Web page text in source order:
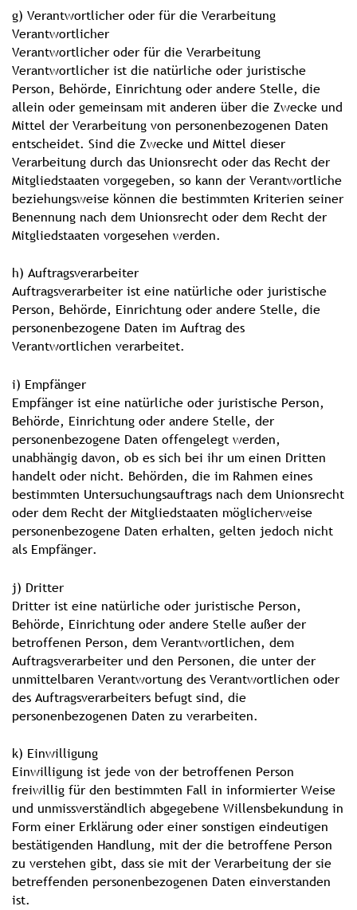
g) Verantwortlicher oder für die Verarbeitung
Verantwortlicher
Verantwortlicher oder für die Verarbeitung
Verantwortlicher ist die natürliche oder juristische
Person, Behörde, Einrichtung oder andere Stelle, die
allein oder gemeinsam mit anderen über die Zwecke und
Mittel der Verarbeitung von personenbezogenen Daten
entscheidet. Sind die Zwecke und Mittel dieser
Verarbeitung durch das Unionsrecht oder das Recht der
Mitgliedstaaten vorgegeben, so kann der Verantwortliche
beziehungsweise können die bestimmten Kriterien seiner
Benennung nach dem Unionsrecht oder dem Recht der
Mitgliedstaaten vorgesehen werden.
h) Auftragsverarbeiter
Auftragsverarbeiter ist eine natürliche oder juristische
Person, Behörde, Einrichtung oder andere Stelle, die
personenbezogene Daten im Auftrag des
Verantwortlichen verarbeitet.
i) Empfänger
Empfänger ist eine natürliche oder juristische Person,
Behörde, Einrichtung oder andere Stelle, der
personenbezogene Daten offengelegt werden,
unabhängig davon, ob es sich bei ihr um einen Dritten
handelt oder nicht. Behörden, die im Rahmen eines
bestimmten Untersuchungsauftrags nach dem Unionsrecht
oder dem Recht der Mitgliedstaaten möglicherweise
personenbezogene Daten erhalten, gelten jedoch nicht
als Empfänger.
j) Dritter
Dritter ist eine natürliche oder juristische Person,
Behörde, Einrichtung oder andere Stelle außer der
betroffenen Person, dem Verantwortlichen, dem
Auftragsverarbeiter und den Personen, die unter der
unmittelbaren Verantwortung des Verantwortlichen oder
des Auftragsverarbeiters befugt sind, die
personenbezogenen Daten zu verarbeiten.
k) Einwilligung
Einwilligung ist jede von der betroffenen Person
freiwillig für den bestimmten Fall in informierter Weise
und unmissverständlich abgegebene Willensbekundung in
Form einer Erklärung oder einer sonstigen eindeutigen
bestätigenden Handlung, mit der die betroffene Person
zu verstehen gibt, dass sie mit der Verarbeitung der sie
betreffenden personenbezogenen Daten einverstanden
ist.